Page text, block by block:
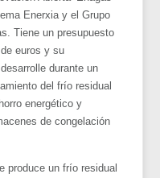
Enerxia y el Grupo
Tiene un presupuesto
euros y su
durante un
del frío residual
energético y
de congelación
produce un frío residual